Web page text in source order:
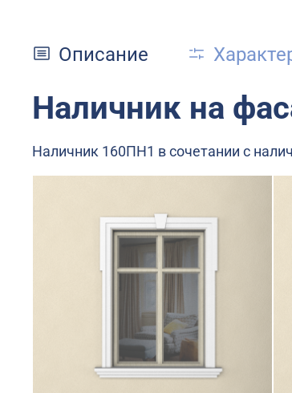
Описание
Наличник на
Наличник 160ПН1 в сочетании с